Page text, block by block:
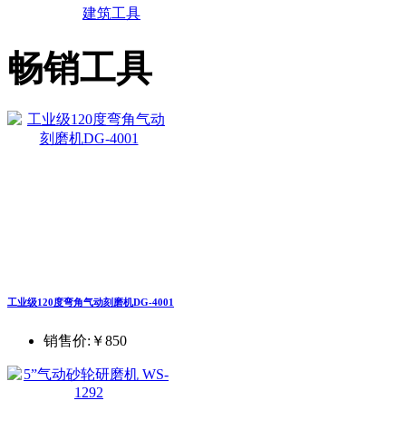
建筑工具
畅销工具
工业级120度弯角气动刻磨机DG-4001
销售价: ￥850